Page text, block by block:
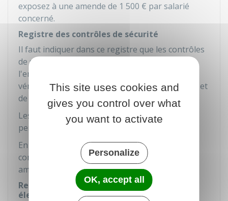
exposez à une amende de 1 500 € par salarié
concerné.
Registre des contrôles de sécurité
Il faut indiquer dans ce registre que les contrôles
de sécurité ont bien été effectués dans
l'entreprise. Il contient tous les documents de
vérification et de contrôle en matière d'hygiène et
de sécurité.
Les informations doivent être conservées
pendant
5 ans
En cas de
mauvaise tenuedu registre des
contrôles de sécurité, vous vous exposez à une
amende de
750 €par salariéconcerné.
Registre des vérifications des installations
électriques
This site uses cookies and
gives you control over what
you want to activate
Personalize
OK, accept all